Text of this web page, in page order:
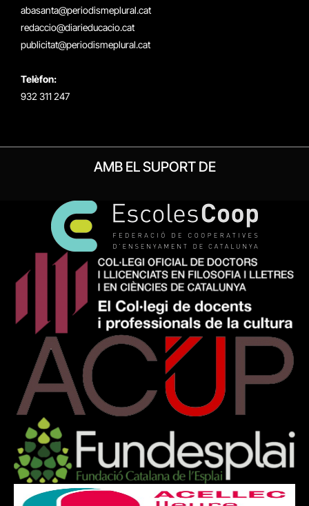
abasanta@periodismeplural.cat
redaccio@diarieducacio.cat
publicitat@periodismeplural.cat
Telèfon:
932 311 247
AMB EL SUPORT DE